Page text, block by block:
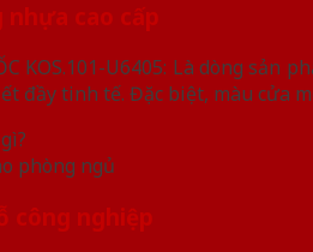
nhựa cao cấp
KOS.101-U6405: Là dòng
đầy tinh tế. Đặc biệt, màu cửa
phòng ngủ
công nghiệp